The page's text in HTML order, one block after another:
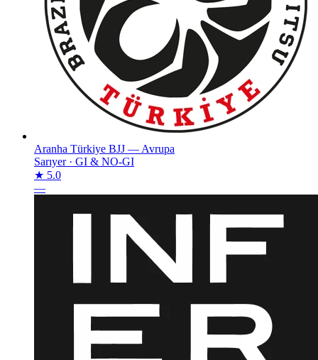
Aranha Türkiye BJJ — Avrupa
Sarıyer· GI & NO-GI
★ 5.0
—